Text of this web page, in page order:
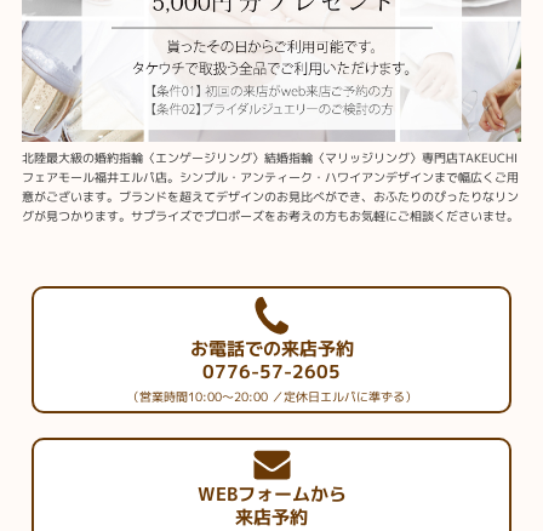
北陸最大級の婚約指輪〈エンゲージリング〉結婚指輪〈マリッジリング〉専門店TAKEUCHI
フェアモール福井エルパ店。シンプル・アンティーク・ハワイアンデザインまで幅広くご用
意がございます。ブランドを超えてデザインのお見比べができ、おふたりのぴったりなリン
グが見つかります。サプライズでプロポーズをお考えの方もお気軽にご相談くださいませ。
お電話での来店予約
0776-57-2605
（営業時間10:00～20:00 ／定休日エルパに準ずる）
WEBフォームから
来店予約